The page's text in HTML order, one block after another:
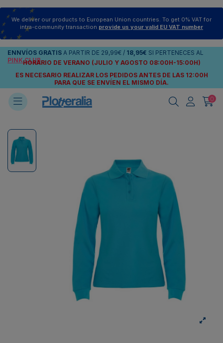
We deliver our products to European Union countries. To get 0% VAT for
intra-community transaction provide us your valid EU VAT number
ENNVÍOS GRATIS A PARTIR DE 29,99€ / 18,95€ SI PERTENECES AL
PINK CLUB
HORARIO DE VERANO (JULIO Y AGOSTO 08:00H-15:00H)
ES NECESARIO REALIZAR LOS PEDIDOS ANTES DE LAS 12:00H
PARA QUE SE ENVÍEN EL MISMO DÍA.
0